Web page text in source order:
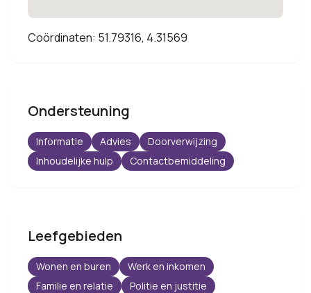
Coördinaten: 51.79316, 4.31569
Ondersteuning
Informatie Advies
Doorverwijzing
Inhoudelijke hulp
Contactbemiddeling
Leefgebieden
Wonen en buren
Werk en inkomen
Familie en relatie
Politie en justitie